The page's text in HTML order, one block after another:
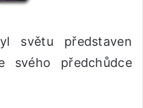
světu představen
svého předchůdce